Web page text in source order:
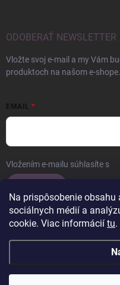
Na prispôsobenie
sociálnych médií a
cookie. Viac informácií tu.
ODOBERAŤ NEWSLETTER
Vložte svoj e-mail a my Vám
produktoch na našom e-shope.
EMAIL
Vložením e-mailu súhlasíte s
Copyright 2026ERROW.